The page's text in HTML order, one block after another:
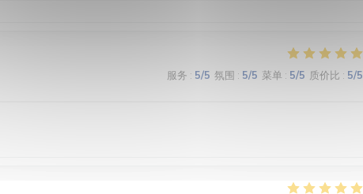
服务 : 5/5 氛围 : 5/5 菜单 : 5/5 质价比 : 5/5